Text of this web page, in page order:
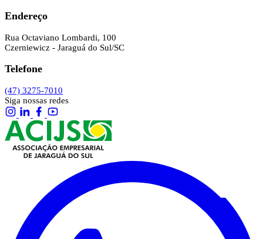
Endereço
Rua Octaviano Lombardi, 100
Czerniewicz - Jaraguá do Sul/SC
Telefone
(47) 3275-7010
Siga nossas redes